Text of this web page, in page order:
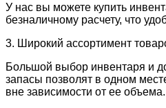
У нас вы можете купить
безналичному расчету, что
3. Широкий ассортимент
Большой выбор инвентаря и
запасы позволят в одном
вне зависимости от ее объема.